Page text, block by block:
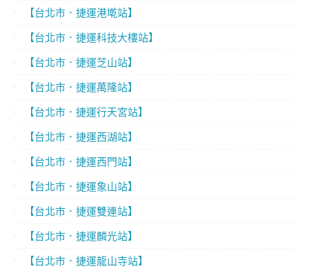
【台北市．捷運港墘站】
【台北市．捷運科技大樓站】
【台北市．捷運芝山站】
【台北市．捷運萬隆站】
【台北市．捷運行天宮站】
【台北市．捷運西湖站】
【台北市．捷運西門站】
【台北市．捷運象山站】
【台北市．捷運雙連站】
【台北市．捷運麟光站】
【台北市．捷運龍山寺站】